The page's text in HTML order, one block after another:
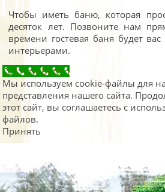
Чтобы иметь баню, которая
десяток лет. Позвоните нам
времени гостевая баня будет
интерьерами.
Call Now Button
Мы используем cookie-файлы для
представления нашего сайта.
этот сайт, вы соглашаетесь с
файлов.
Принять